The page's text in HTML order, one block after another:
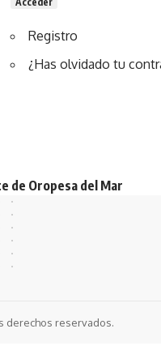
Registro
¿Has olvidado tu
de Oropesa del Mar
derechos reservados.